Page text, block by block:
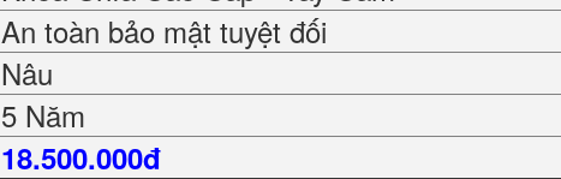
An toàn bảo mật tuyệt đối
Nâu
5 Năm
18.500.000đ